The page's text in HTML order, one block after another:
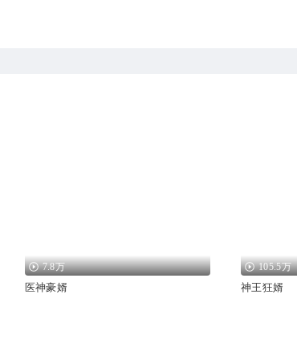
7.8万
医神豪婿
105.5万
神王狂婿